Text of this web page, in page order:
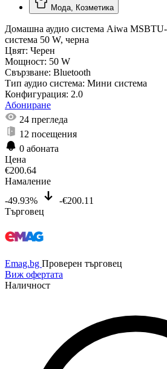
Мода, Козметика
Домашна аудио система Aiwa
система 50 W, черна
Цвят: Черен
Мощност: 50 W
Свързване: Bluetooth
Тип аудио система: Мини система
Конфигурация: 2.0
Абониране
24 прегледа
12 посещения
0 абоната
Цена
€200.64
Намаление
-49.93%
-€200.11
Търговец
Emag.bg Проверен търговец
Виж офертата
Наличност